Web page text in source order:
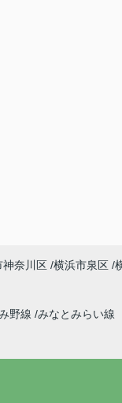
神奈川区 横浜市泉区
野線 みなとみらい線